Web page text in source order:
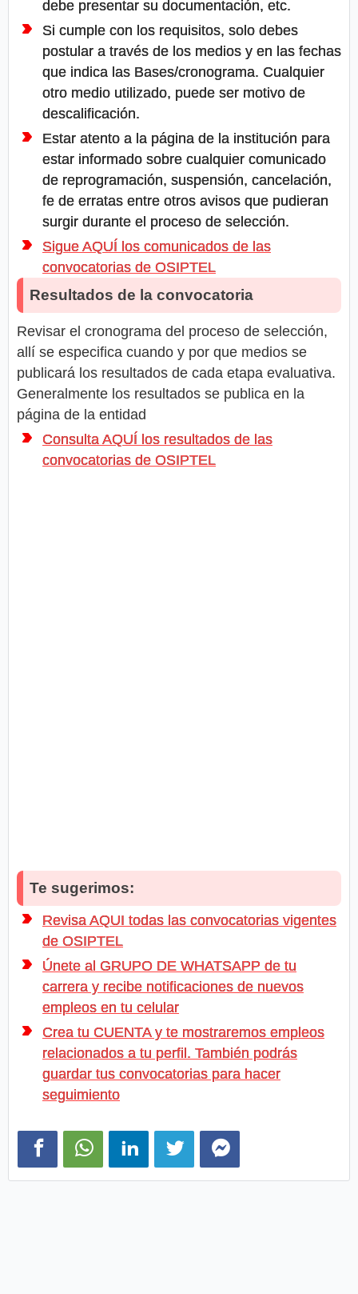
debe presentar su documentación, etc.
Si cumple con los requisitos, solo debes
postular a través de los medios y en las fechas
que indica las Bases/cronograma. Cualquier
otro medio utilizado, puede ser motivo de
descalificación.
Estar atento a la página de la institución para
estar informado sobre cualquier comunicado
de reprogramación, suspensión, cancelación,
fe de erratas entre otros avisos que pudieran
surgir durante el proceso de selección.
Sigue AQUÍ los comunicados de las
convocatorias de OSIPTEL
Resultados de la convocatoria
Revisar el cronograma del proceso de selección,
allí se especifica cuando y por que medios se
publicará los resultados de cada etapa evaluativa.
Generalmente los resultados se publica en la
página de la entidad
Consulta AQUÍ los resultados de las
convocatorias de OSIPTEL
Te sugerimos:
Revisa AQUI todas las convocatorias vigentes
de OSIPTEL
Únete al GRUPO DE WHATSAPP de tu
carrera y recibe notificaciones de nuevos
empleos en tu celular
Crea tu CUENTA y te mostraremos empleos
relacionados a tu perfil. También podrás
guardar tus convocatorias para hacer
seguimiento